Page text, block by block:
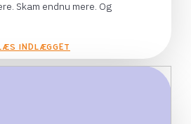
Skam endnu mere. Og
INDLÆGGET